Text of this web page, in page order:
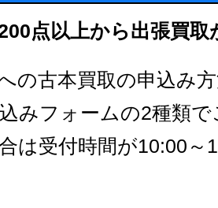
点以上から出張買取
の古本買取の申込み
みフォームの2種類
は受付時間が10:00～